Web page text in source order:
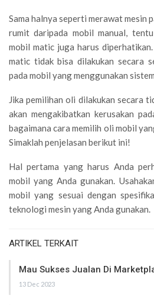
Sama halnya seperti merawat mesin
rumit daripada mobil manual,
mobil matic juga harus
matic tidak bisa dilakukan secara
pada mobil yang menggunakan
Jika pemilihan oli dilakukan secara
akan mengakibatkan kerusakan
bagaimana cara memilih oli mobil
Simaklah penjelasan berikut ini!
Hal pertama yang harus Anda
mobil yang Anda gunakan.
mobil yang sesuai dengan
teknologi mesin yang Anda gunakan.
ARTIKEL TERKAIT
Mau Sukses Jualan Di
13 Dec 2023